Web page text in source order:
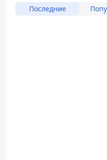
Последние